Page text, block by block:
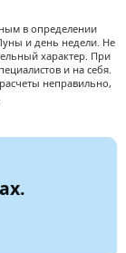
в определении
и день недели. Не
характер. При
и на себя.
неправильно,